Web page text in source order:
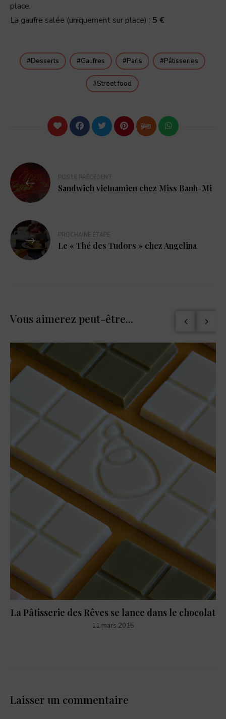
place.
La gaufre salée (uniquement sur place) : 5 €
Desserts Gaufres Paris Pâtisseries
Street food
POSTE PRÉCÉDENT
Sandwich vietnamien chez Miss Banh-Mi
PROCHAINE ÉTAPE
Le « Thé des Tudors » chez Angelina
Vous aimerez peut-être...
La Pâtisserie des Rêves se lance dans le chocolat
11 mars 2015
Laisser un commentaire